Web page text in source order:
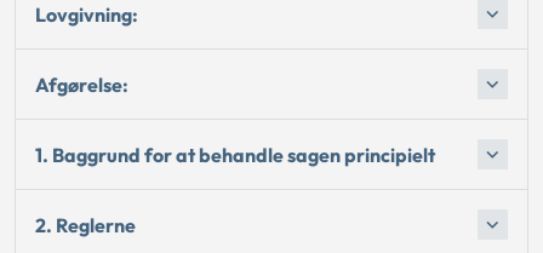
Lovgivning:
Afgørelse:
1. Baggrund for at behandle sagen principielt
2. Reglerne